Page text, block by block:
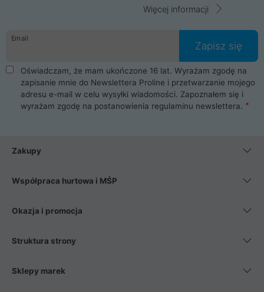
Więcej informacji
Email
Zapisz się
Oświadczam, że mam ukończone 16 lat. Wyrażam zgodę na
zapisanie mnie do Newslettera Proline i przetwarzanie mojego
adresu e-mail w celu wysyłki wiadomości. Zapoznałem się i
wyrażam zgodę na postanowienia regulaminu newslettera.
Zakupy
Współpraca hurtowa i MŚP
Okazja i promocja
Struktura strony
Sklepy marek